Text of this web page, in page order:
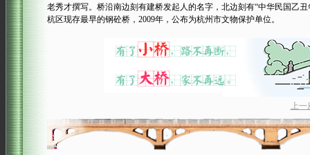
老秀才撰写。桥沿南边刻有建桥发起人的名字，北边刻有“中华民国乙
杭区现存最早的钢砼桥，2009年，公布为杭州市文物保护单位。
上一